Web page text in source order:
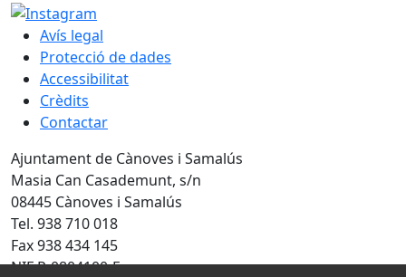
Avís legal
Protecció de dades
Accessibilitat
Crèdits
Contactar
Ajuntament de Cànoves i Samalús
Masia Can Casademunt, s/n
08445 Cànoves i Samalús
Tel. 938 710 018
Fax 938 434 145
NIF P-0804100-F